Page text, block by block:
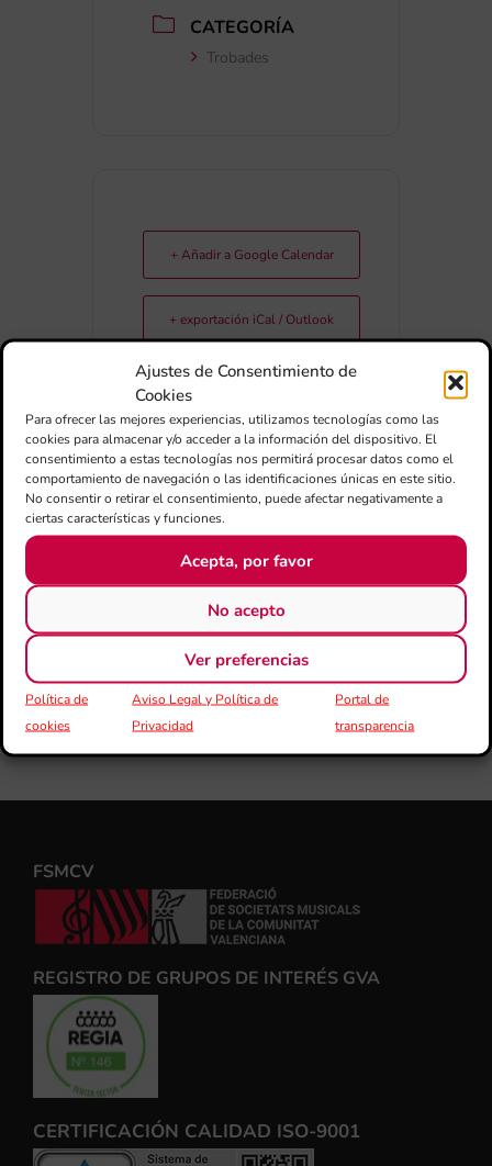
Ajustes de Consentimiento de
Cookies
Para ofrecer las mejores experiencias, utilizamos tecnologías como las
cookies para almacenar y/o acceder a la información del dispositivo. El
consentimiento a estas tecnologías nos permitirá procesar datos como el
comportamiento de navegación o las identificaciones únicas en este sitio.
No consentir o retirar el consentimiento, puede afectar negativamente a
ciertas características y funciones.
Acepta, por favor
No acepto
Ver preferencias
Política de
cookies
Aviso Legal y Política de
Privacidad
Portal de
transparencia
CATEGORÍA
Trobades
+ Añadir a Google Calendar
+ exportación iCal / Outlook
COMPARTIR ESTE EVENTO
FSMCV
REGISTRO DE GRUPOS DE INTERÉS GVA
CERTIFICACIÓN CALIDAD ISO-9001